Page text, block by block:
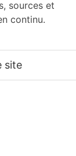
sources et
continu.